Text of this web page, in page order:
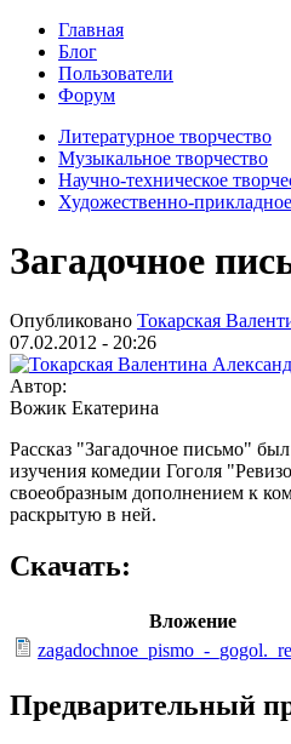
Главная
Блог
Пользователи
Форум
Литературное творчество
Музыкальное творчество
Научно-техническое
Художественно-
Загадочное
Опубликовано Токарская
07.02.2012 - 20:26
Автор:
Вожик Екатерина
Рассказ "Загадочное письмо"
изучения комедии Гоголя
своеобразным дополнением к
раскрытую в ней.
Скачать:
Вложение
zagadochnoe_pismo_-
Предварительный